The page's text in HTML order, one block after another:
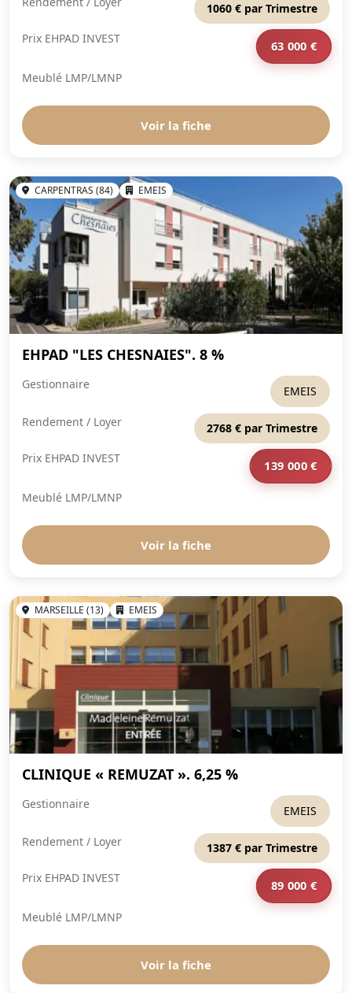
1060 € par Trimestre
Prix EHPAD INVEST
63 000 €
Meublé LMP/LMNP
Voir la fiche
CARPENTRAS (84) EMEIS
EHPAD "LES CHESNAIES". 8 %
Gestionnaire EMEIS
Rendement / Loyer
2768 € par Trimestre
Prix EHPAD INVEST
139 000 €
Meublé LMP/LMNP
Voir la fiche
MARSEILLE (13) EMEIS
CLINIQUE « REMUZAT ». 6,25 %
Gestionnaire EMEIS
Rendement / Loyer
1387 € par Trimestre
Prix EHPAD INVEST
89 000 €
Meublé LMP/LMNP
Voir la fiche